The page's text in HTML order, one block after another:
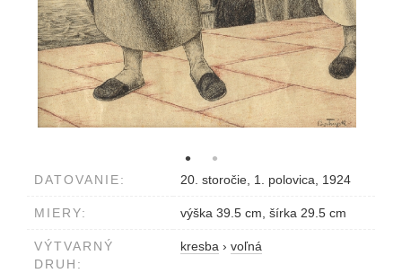
DATOVANIE: 20. storočie, 1. polovica, 1924
MIERY: výška 39.5 cm, šírka 29.5 cm
VÝTVARNÝ
DRUH:
kresba › voľná